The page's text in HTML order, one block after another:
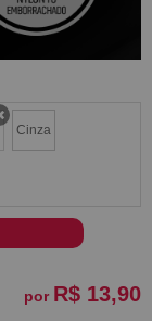
Cinza
por R$ 13,90